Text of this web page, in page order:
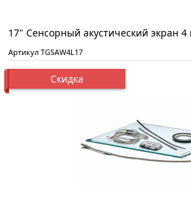
17" Сенсорный акустический экран
Артикул TGSAW4L17
Скидка